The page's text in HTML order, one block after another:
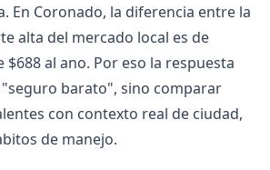
En Coronado, la diferencia entre la
alta del mercado local es de
al ano. Por eso la respuesta
barato", sino comparar
con contexto real de ciudad,
de manejo.